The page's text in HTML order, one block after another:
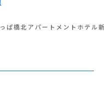
ぱ橋北アパートメントホテル